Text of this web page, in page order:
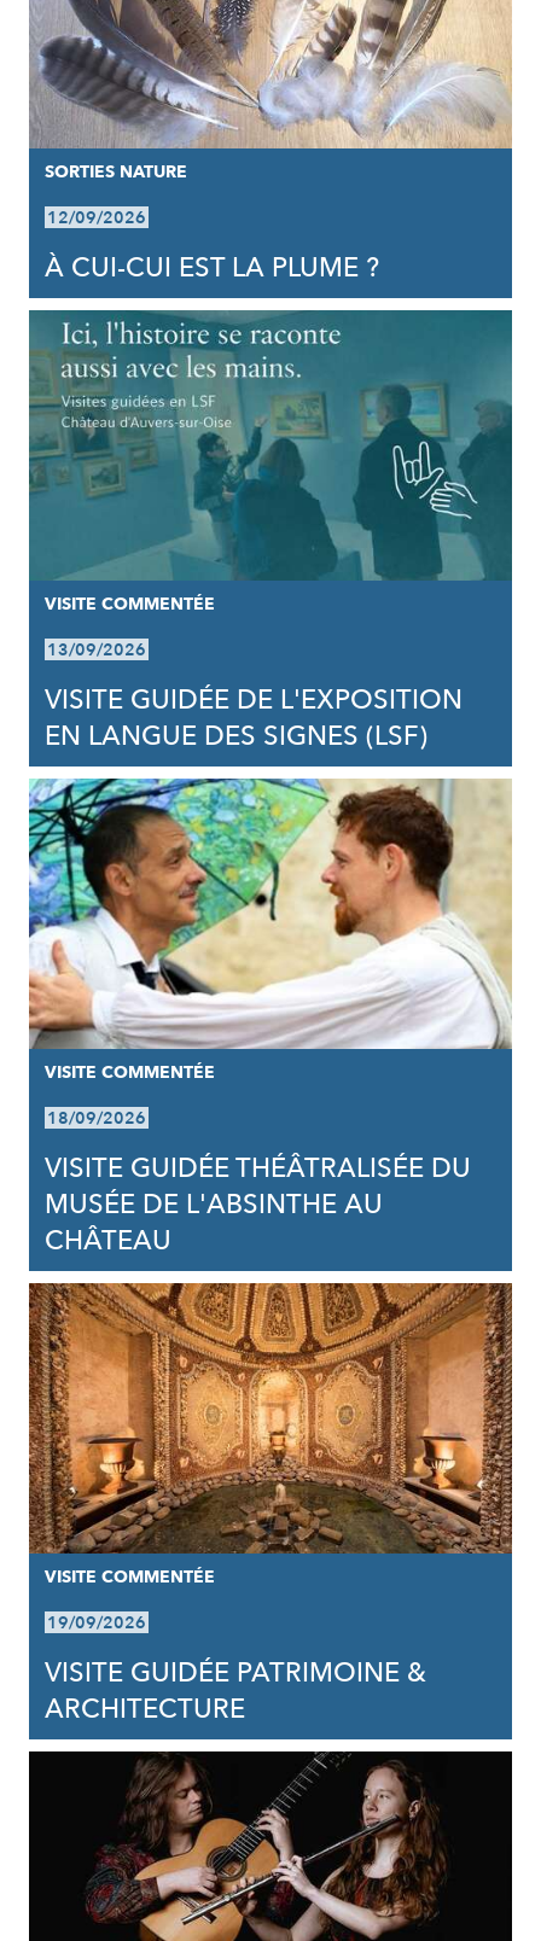
SORTIES NATURE
12/09/2026
À CUI-CUI EST LA PLUME ?
VISITE COMMENTÉE
13/09/2026
VISITE GUIDÉE DE L'EXPOSITION
EN LANGUE DES SIGNES (LSF)
VISITE COMMENTÉE
18/09/2026
VISITE GUIDÉE THÉÂTRALISÉE DU
MUSÉE DE L'ABSINTHE AU
CHÂTEAU
VISITE COMMENTÉE
19/09/2026
VISITE GUIDÉE PATRIMOINE &
ARCHITECTURE